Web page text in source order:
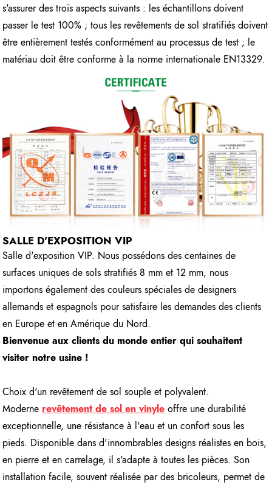
s'assurer des trois aspects suivants : les échantillons doivent
passer le test 100% ; tous les revêtements de sol stratifiés doivent
être entièrement testés conformément au processus de test ; le
matériau doit être conforme à la norme internationale EN13329.
SALLE D'EXPOSITION VIP
Salle d'exposition VIP. Nous possédons des centaines de
surfaces uniques de sols stratifiés 8 mm et 12 mm, nous
importons également des couleurs spéciales de designers
allemands et espagnols pour satisfaire les demandes des clients
en Europe et en Amérique du Nord.
Bienvenue aux clients du monde entier qui souhaitent
visiter notre usine !
Choix d'un revêtement de sol souple et polyvalent.
Moderne revêtement de sol en vinyle offre une durabilité
exceptionnelle, une résistance à l'eau et un confort sous les
pieds. Disponible dans d'innombrables designs réalistes en bois,
en pierre et en carrelage, il s'adapte à toutes les pièces. Son
installation facile, souvent réalisée par des bricoleurs, permet de